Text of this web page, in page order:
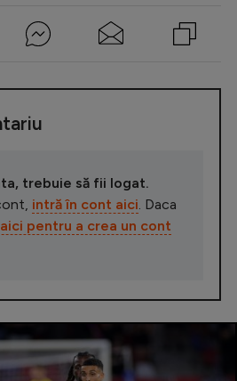
trebuie să fii logat.
intră în cont aici . Daca
pentru a crea un cont